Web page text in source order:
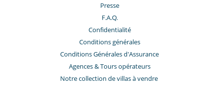
Presse
F.A.Q.
Confidentialité
Conditions générales
Conditions Générales d'Assurance
​Agences & Tours opérateurs
Notre collection de villas à vendre